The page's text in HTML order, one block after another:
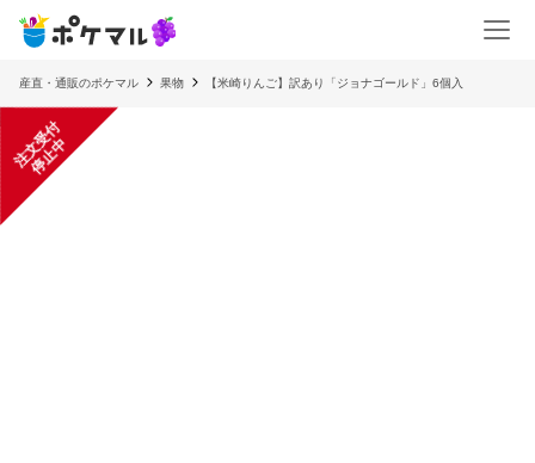
産直・通販のポケマル 果物 【米崎りんご】訳あり「ジョナゴールド」6個入
注
文
受
付
停
止
中